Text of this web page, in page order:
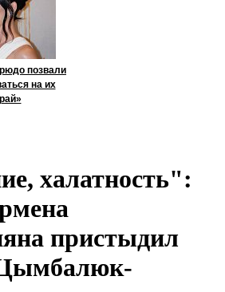
позвали
на их
халатность":
пристыдил